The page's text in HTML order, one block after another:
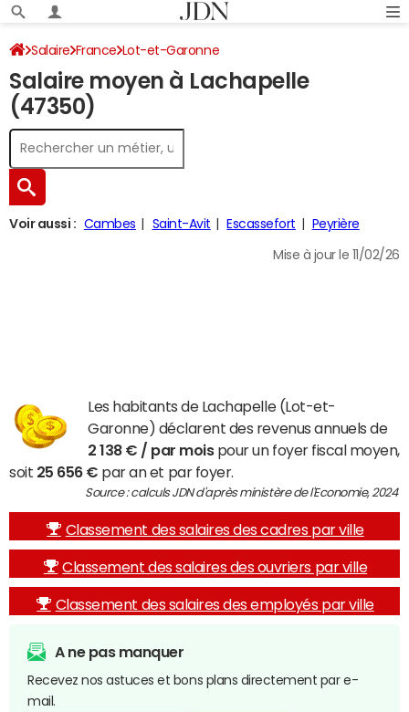
Salaire France Lot-et-Garonne
Salaire moyen à Lachapelle
(47350)
Voir aussi : Cambes Saint-Avit Escassefort Peyrière
Mise à jour le 11/02/26
Les habitants de Lachapelle (Lot-et-
Garonne) déclarent des revenus annuels de
2 138 € / par moispour un foyer fiscal moyen,
soit 25 656 € par an et par foyer.
Source : calculs JDN d'après ministère de l'Economie, 2024
Classement des salaires des cadres par ville
Classement des salaires des ouvriers par ville
Classement des salaires des employés par ville
A ne pas manquer
Recevez nos astuces et bons plans directement par e-
mail.